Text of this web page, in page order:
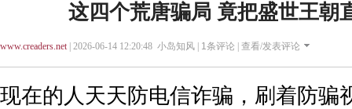
这四个荒唐骗局 竟把盛世王朝
www.creaders.net| 2026-06-14 12:20:48 小岛知风 | 1条评论 | 查看/发表评论
现在的人天天防电信诈骗，刷着防骗